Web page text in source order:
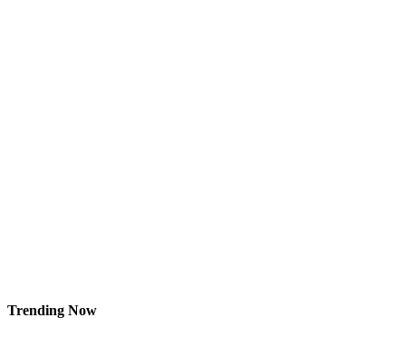
Trending Now